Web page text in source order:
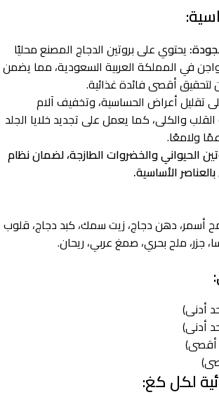
يحتوي على بروتين الدجاج المصنع محليًا
في المملكة العربية السعودية، مما يضمن
لتحقيق أقصى فائدة غذائية.
تقليل أعراض الحساسية، وتخفيف آلام
والكلى، كما يعمل على تجديد خلايا الجلد
ولامعًا.
الحيواني والخضروات الطازجة، لضمان نظام
الأساسية.
أسمر، دهن دجاج، زيت سمك، كبد دجاج، قلوب
جزر، ملح بحري، صمغ عربي، ريحان.
لكل كغ: